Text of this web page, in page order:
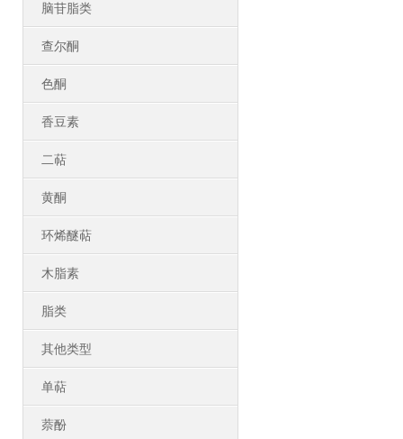
脑苷脂类
查尔酮
色酮
香豆素
二萜
黄酮
环烯醚萜
木脂素
脂类
其他类型
单萜
萘酚